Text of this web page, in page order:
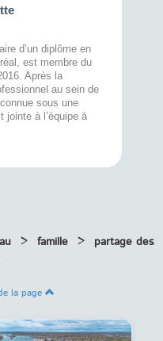
d’un diplôme en
est membre du
Après la
au sein de
sous une
jointe à l’équipe à
> famille >
partage des
la page